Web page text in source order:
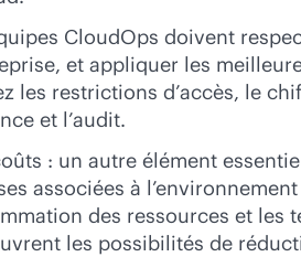
CloudOps doivent
et appliquer les
les restrictions d’accès, le
et l’audit.
: un autre élément
associées à
des ressources et les
les possibilités de